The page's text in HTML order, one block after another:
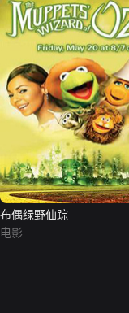
布偶绿野仙踪
电影